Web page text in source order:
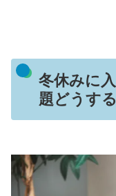
冬休みに
題どうす